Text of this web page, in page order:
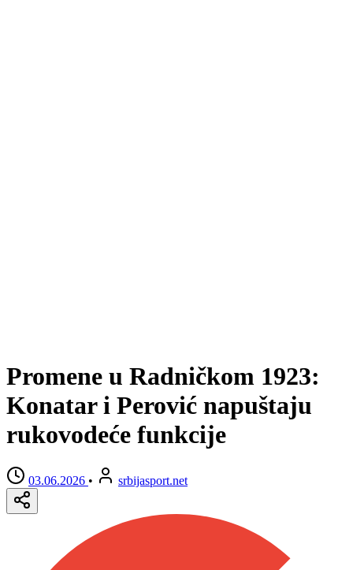
Promene u Radničkom 1923:
Konatar i Perović napuštaju
rukovodeće funkcije
03.06.2026 • srbijasport.net